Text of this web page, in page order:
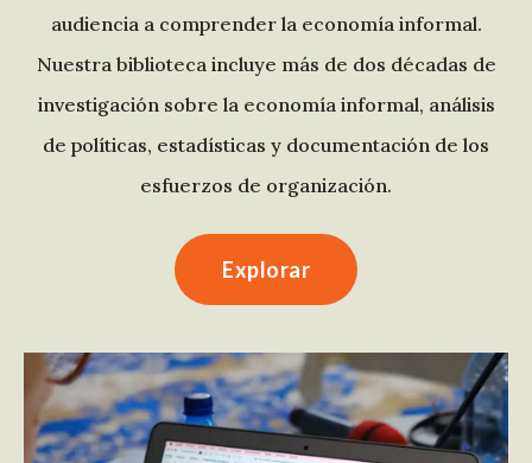
audiencia a comprender la economía informal.
Nuestra biblioteca incluye más de dos décadas de
investigación sobre la economía informal, análisis
de políticas, estadísticas y documentación de los
esfuerzos de organización.
Explorar